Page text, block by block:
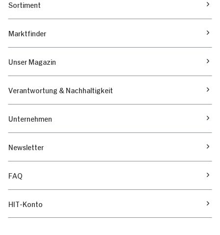
Sortiment
Marktfinder
Unser Magazin
Verantwortung & Nachhaltigkeit
Unternehmen
Newsletter
FAQ
HIT-Konto